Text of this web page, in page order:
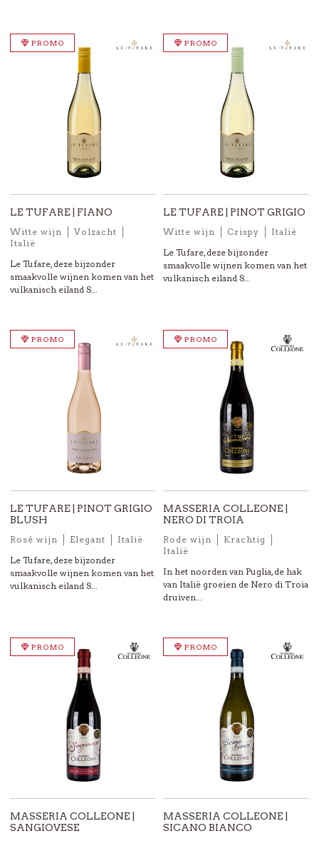
PROMO
LE TUFARE | FIANO
Witte wijn
Volzacht
Italië
Le Tufare, deze bijzonder
smaakvolle wijnen komen van het
vulkanisch eiland S...
PROMO
LE TUFARE | PINOT GRIGIO
Witte wijn Crispy
Italië
Le Tufare, deze bijzonder
smaakvolle wijnen komen van het
vulkanisch eiland S...
PROMO
LE TUFARE | PINOT GRIGIO
BLUSH
Rosé wijn Elegant
Italië
Le Tufare, deze bijzonder
smaakvolle wijnen komen van het
vulkanisch eiland S...
PROMO
MASSERIA COLLEONE |
NERO DI TROIA
Rode wijn
Krachtig
Italië
In het noorden van Puglia, de hak
van Italië groeien de Nero di Troia
druiven...
PROMO
MASSERIA COLLEONE |
SANGIOVESE
PROMO
MASSERIA COLLEONE |
SICANO BIANCO